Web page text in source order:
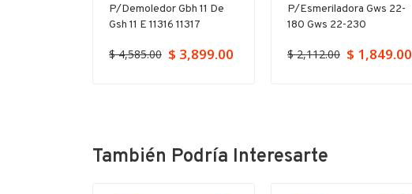
P/demoledor Gbh 11 De
Gsh 11 E 11316 11317
$ 4,585.00 $ 3,899.00
P/esmeriladora Gws 22-
180 Gws 22-230
$ 2,112.00 $ 1,849.00
También Podría Interesarte